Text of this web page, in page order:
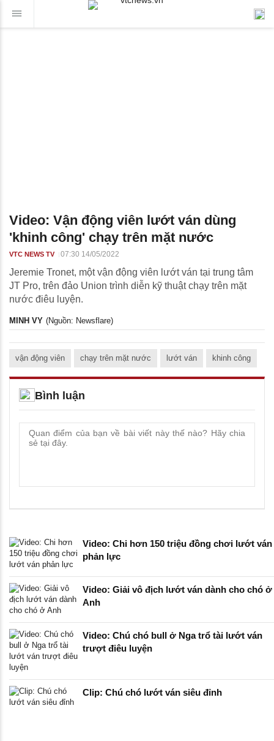
Video: Vận động viên lướt ván dùng
'khinh công' chạy trên mặt nước
VTC NEWS TV 07:30 14/05/2022
Jeremie Tronet, một vận động viên lướt ván tại trung tâm
JT Pro, trên đảo Union trình diễn kỹ thuật chạy trên mặt
nước điêu luyện.
MINH VY (Nguồn: Newsflare)
vận động viên chạy trên mặt nước lướt ván khinh công
Bình luận
Video: Chi hơn 150 triệu đồng chơi lướt ván
phản lực
Video: Giải vô địch lướt ván dành cho chó ở
Anh
Video: Chú chó bull ở Nga trổ tài lướt ván
trượt điêu luyện
Clip: Chú chó lướt ván siêu đỉnh